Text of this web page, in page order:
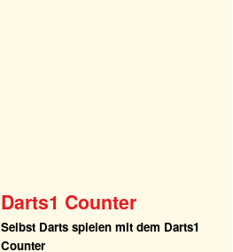
Darts1 Counter
Selbst Darts spielen mit dem Darts1
Counter